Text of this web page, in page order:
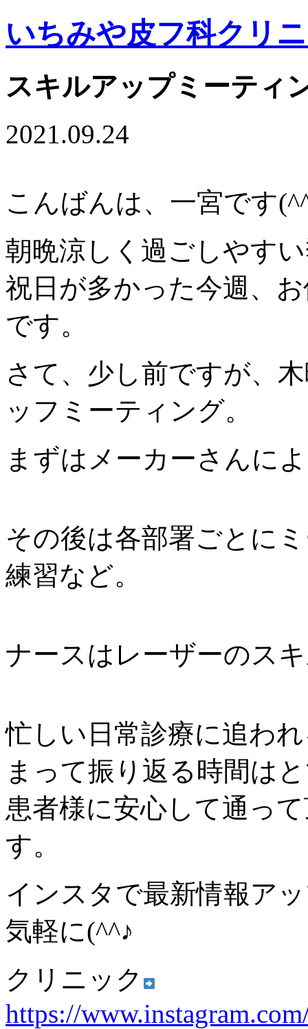
いちみや皮フ科クリ
スキルアップミーティ
2021.09.24
こんばんは、一宮です
朝晩涼しく過ごしやす
祝日が多かった今週、
です。
さて、少し前ですが、
ッフミーティング。
まずはメーカーさんに
その後は各部署ごとに
練習など。
ナースはレーザーのス
忙しい日常診療に追わ
まって振り返る時間は
患者様に安心して通っ
す。
インスタで最新情報ア
気軽に(^^♪
クリニック
https://